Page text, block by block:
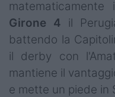
Serie A
Serie B
Serie C
Femminile
Girone 4 il
battendo la
il derby con
mantiene il
e mette un piede in